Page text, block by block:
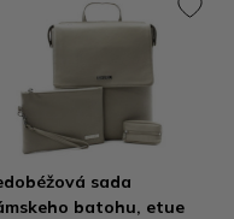
sada
batohu, etue